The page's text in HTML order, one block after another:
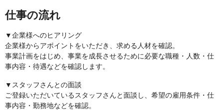
仕事の流れ
▼企業様へのヒアリング
企業様からアポイントをいただき、求める人材を確認。
事業計画をはじめ、事業を成長させるために必要な職種・人数・仕
事内容・待遇などを確認します。
▼スタッフさんとの面談
ご登録いただいているスタッフさんと面談し、希望の雇用条件・仕
事内容・勤務地などを確認。